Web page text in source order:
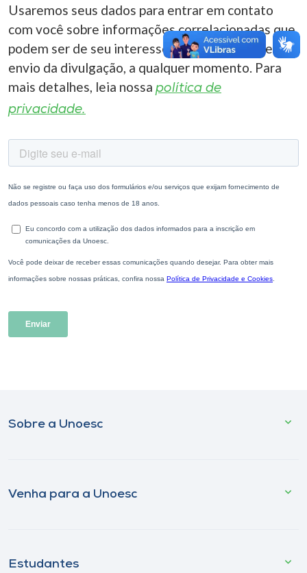
Usaremos seus dados para entrar em contato
com você sobre informações correlacionadas que
podem ser de seu interesse. Você pode cancelar o
envio da divulgação, a qualquer momento. Para
mais detalhes, leia nossa política de
privacidade.
Sobre a Unoesc
Venha para a Unoesc
Estudantes